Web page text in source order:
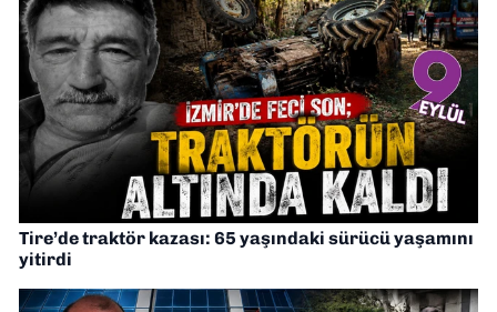
Tire’de traktör kazası: 65 yaşındaki sürücü yaşamını
yitirdi